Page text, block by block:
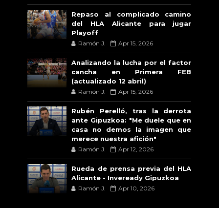
Repaso al complicado camino
del HLA Alicante para jugar
Playoff
Ramón J. Apr 15, 2026
Analizando la lucha por el factor
cancha en Primera FEB
(actualizado 12 abril)
Ramón J. Apr 15, 2026
Rubén Perelló, tras la derrota
ante Gipuzkoa: "Me duele que en
casa no demos la imagen que
merece nuestra afición"
Ramón J. Apr 12, 2026
Rueda de prensa previa del HLA
Alicante - Inveready Gipuzkoa
Ramón J. Apr 10, 2026